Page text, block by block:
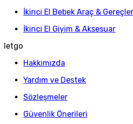
İkinci El Bebek Araç &
İkinci El Giyim & Aksesuar
letgo
Hakkımızda
Yardım ve Destek
Sözleşmeler
Güvenlik Önerileri